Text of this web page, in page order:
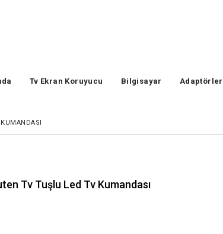
Tv Ekran Koruyucu Bilgisayar Adaptörler
Tv Tuşlu Led Tv Kumandası